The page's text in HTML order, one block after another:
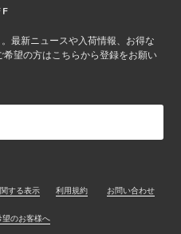
最新ニュースや入荷情報、お得な
望の方はこちらから登録をお願い
する表示 利用規約 お問い合わせ
のお客様へ